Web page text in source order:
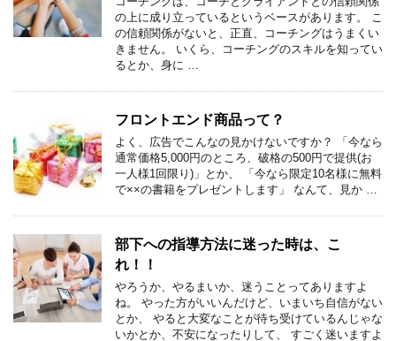
の上に成り立っているというベースがあります。 こ
の信頼関係がないと、正直、コーチングはうまくい
きません。 いくら、コーチングのスキルを知ってい
るとか、身に …
フロントエンド商品って？
よく、広告でこんなの見かけないですか？ 「今なら
通常価格5,000円のところ、破格の500円で提供(お
一人様1回限り)」とか、 「今なら限定10名様に無料
で××の書籍をプレゼントします」 なんて、見か …
部下への指導方法に迷った時は、こ
れ！！
やろうか、やるまいか、迷うことってありますよ
ね。 やった方がいいんだけど、いまいち自信がない
とか、 やると大変なことが待ち受けているんじゃな
いかとか、不安になったりして、 すごく迷いますよ